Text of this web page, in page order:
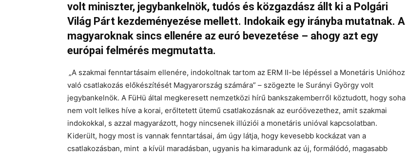
volt miniszter, jegybankelnök, tudós és közgazdász állt ki a Polgári
Világ Párt kezdeményezése mellett. Indokaik egy irányba mutatnak. A
magyaroknak sincs ellenére az euró bevezetése – ahogy azt egy
európai felmérés megmutatta.
„A szakmai fenntartásaim ellenére, indokoltnak tartom az ERM II-be lépéssel a Monetáris Unióhoz
való csatlakozás előkészítését Magyarország számára” – szögezte le Surányi György volt
jegybankelnök. A FüHü által megkeresett nemzetközi hírű bankszakemberről köztudott, hogy soha
nem volt lelkes híve a korai, erőltetett ütemű csatlakozásnak az euróövezethez, amit szakmai
indokokkal, s azzal magyarázott, hogy nincsenek illúziói a monetáris unióval kapcsolatban.
Kiderült, hogy most is vannak fenntartásai, ám úgy látja, hogy kevesebb kockázat van a
csatlakozásban, mint a kívül maradásban, ugyanis ha kimaradunk az új, formálódó, magasabb